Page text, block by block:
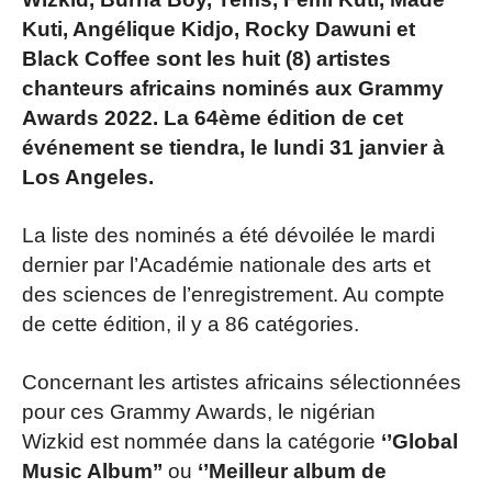
Kuti, Angélique Kidjo, Rocky Dawuni et
Black Coffee sont les huit (8) artistes
chanteurs africains nominés aux Grammy
Awards 2022. La 64ème édition de cet
événement se tiendra, le lundi 31 janvier à
Los Angeles.
La liste des nominés a été dévoilée le mardi
dernier par l’Académie nationale des arts et
des sciences de l’enregistrement. Au compte
de cette édition, il y a 86 catégories.
Concernant les artistes africains sélectionnées
pour ces Grammy Awards, le nigérian
Wizkid est nommée dans la catégorie ‘’Global
Music Album’’ ou ‘’Meilleur album de